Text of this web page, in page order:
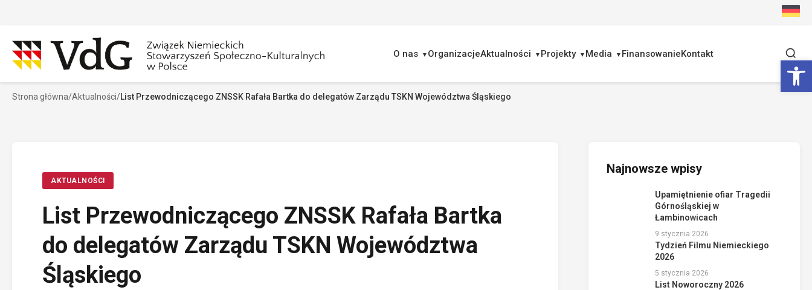
O nas OrganizacjeAktualności Projekty Media FinansowanieKontakt
Szukaj
Strona główna/Aktualności/List Przewodniczącego ZNSSK Rafała Bartka do delegatów Zarządu TSKN Województwa Śląskiego
AKTUALNOŚCI
List Przewodniczącego ZNSSK Rafała Bartka
do delegatów Zarządu TSKN Województwa
Śląskiego
Najnowsze wpisy
Upamiętnienie ofiar Tragedii
Górnośląskiej w
Łambinowicach
9 stycznia 2026
Tydzień Filmu Niemieckiego
2026
5 stycznia 2026
List Noworoczny 2026